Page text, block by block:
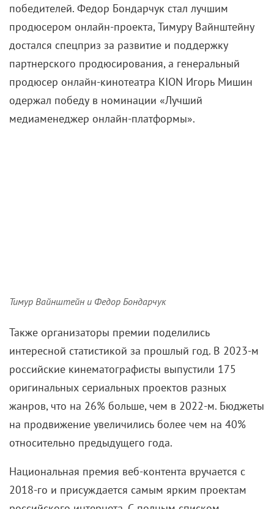
победителей. Федор Бондарчук стал лучшим
продюсером онлайн-проекта, Тимуру Вайнштейну
достался спецприз за развитие и поддержку
партнерского продюсирования, а генеральный
продюсер онлайн-кинотеатра KION Игорь Мишин
одержал победу в номинации «Лучший
медиаменеджер онлайн-платформы».
Тимур Вайнштейн и Федор Бондарчук
Также организаторы премии поделились
интересной статистикой за прошлый год. В 2023-м
российские кинематографисты выпустили 175
оригинальных сериальных проектов разных
жанров, что на 26% больше, чем в 2022-м. Бюджеты
на продвижение увеличились более чем на 40%
относительно предыдущего года.
Национальная премия веб-контента вручается с
2018-го и присуждается самым ярким проектам